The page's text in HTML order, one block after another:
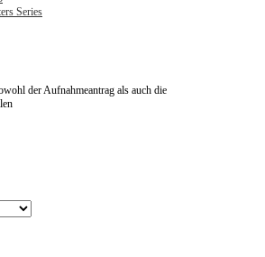
Series
der Aufnahmeantrag als auch die